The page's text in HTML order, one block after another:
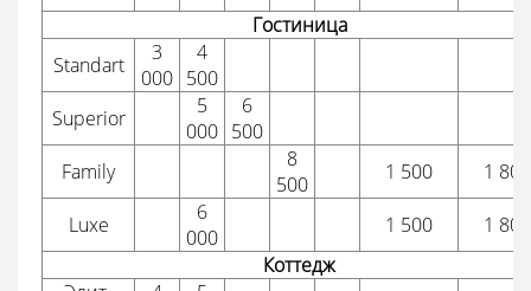
Гостиница
Standart
3
000
4
500
Superior
5
000
6
500
Family
8
500
1 500 1 800
Luxe
6
000
1 500
1 800
Коттедж